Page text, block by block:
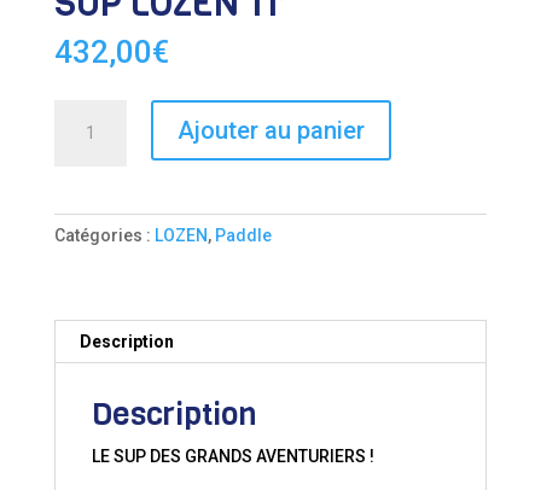
432,00€
11′
Ajouter au panier
Catégories : LOZEN, Paddle
Description
Description
LE SUP DES GRANDS AVENTURIERS !